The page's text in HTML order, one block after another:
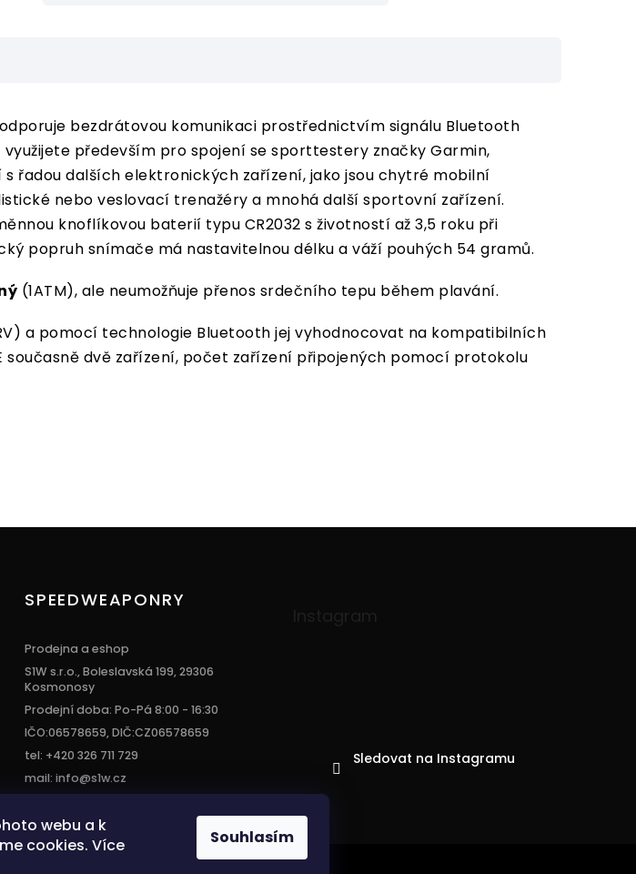
webu a k
cookies. Více
Souhlasím
bezdrátovou komunikaci prostřednictvím signálu Bluetooth
využijete především pro spojení se sporttestery značky Garmin,
řadou dalších elektronických zařízení, jako jsou chytré mobilní
nebo veslovací trenažéry a mnohá další sportovní zařízení.
knoflíkovou baterií typu CR2032 s životností až 3,5 roku při
popruh snímače má nastavitelnou délku a váží pouhých 54 gramů.
(1ATM), ale neumožňuje přenos srdečního tepu během plavání.
a pomocí technologie Bluetooth jej vyhodnocovat na kompatibilních
dvě zařízení, počet zařízení připojených pomocí protokolu
SPEEDWEAPONRY
Prodejna a eshop
S1W s.r.o., Boleslavská 199, 29306
Kosmonosy
Prodejní doba: Po-Pá 8:00 - 16:30
IČO:06578659, DIČ:CZ06578659
tel: +420 326 711 729
mail: info@s1w.cz
Sledovat na Instagramu